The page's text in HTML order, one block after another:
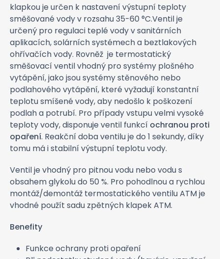
klapkou je určen k nastavení výstupní teploty
směšované vody v rozsahu 35-60 °C.Ventil je
určený pro regulaci teplé vody v sanitárních
aplikacích, solárních systémech a beztlakových
ohřívačích vody. Rovněž je termostatický
směšovací ventil vhodný pro systémy plošného
vytápění, jako jsou systémy stěnového nebo
podlahového vytápění, které vyžadují konstantní
teplotu smíšené vody, aby nedošlo k poškození
podlah a potrubí. Pro případy vstupu velmi vysoké
teploty vody, disponuje ventil funkcí ochranou proti
opaření. Reakční doba ventilu je do 1 sekundy, díky
tomu má i stabilní výstupní teplotu vody.
Ventil je vhodný pro pitnou vodu nebo vodu s
obsahem glykolu do 50 %. Pro pohodlnou a rychlou
montáž/demontáž termostatického ventilu ATM je
vhodné použít sadu zpětných klapek ATM.
Benefity
Funkce ochrany proti opaření